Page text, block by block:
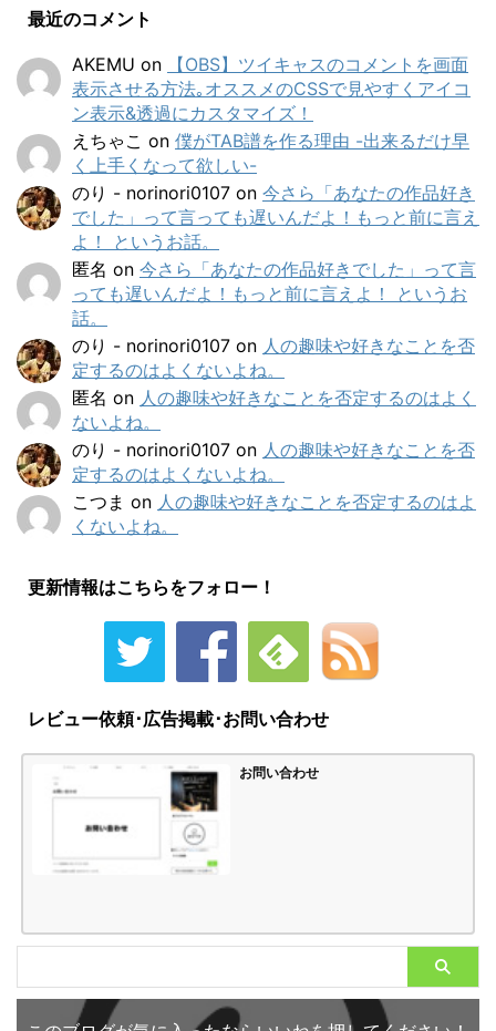
最近のコメント
AKEMU on
【OBS】ツイキャスのコメントを画面
表示させる方法｡オススメのCSSで見やすくアイコ
ン表示&透過にカスタマイズ！
えちゃこ on 僕がTAB譜を作る理由 -出来るだけ早
く上手くなって欲しい-
のり - norinori0107 on 今さら「あなたの作品好き
でした」って言っても遅いんだよ！もっと前に言え
よ！ というお話。
匿名 on 今さら「あなたの作品好きでした」って言
っても遅いんだよ！もっと前に言えよ！ というお
話。
のり - norinori0107 on 人の趣味や好きなことを否
定するのはよくないよね。
匿名 on 人の趣味や好きなことを否定するのはよく
ないよね。
のり - norinori0107 on 人の趣味や好きなことを否
定するのはよくないよね。
こつま on 人の趣味や好きなことを否定するのはよ
くないよね。
更新情報はこちらをフォロー！
レビュー依頼･広告掲載･お問い合わせ
お問い合わせ